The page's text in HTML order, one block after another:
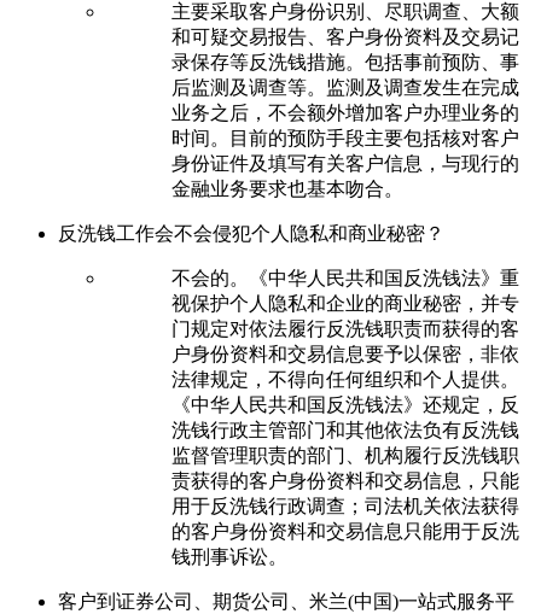
主要采取客户身份识别、尽职调查、大额
和可疑交易报告、客户身份资料及交易记
录保存等反洗钱措施。包括事前预防、事
后监测及调查等。监测及调查发生在完成
业务之后，不会额外增加客户办理业务的
时间。目前的预防手段主要包括核对客户
身份证件及填写有关客户信息，与现行的
金融业务要求也基本吻合。
反洗钱工作会不会侵犯个人隐私和商业秘密？
不会的。《中华人民共和国反洗钱法》重
视保护个人隐私和企业的商业秘密，并专
门规定对依法履行反洗钱职责而获得的客
户身份资料和交易信息要予以保密，非依
法律规定，不得向任何组织和个人提供。
《中华人民共和国反洗钱法》还规定，反
洗钱行政主管部门和其他依法负有反洗钱
监督管理职责的部门、机构履行反洗钱职
责获得的客户身份资料和交易信息，只能
用于反洗钱行政调查；司法机关依法获得
的客户身份资料和交易信息只能用于反洗
钱刑事诉讼。
客户到证券公司、期货公司、米兰(中国)一站式服务平